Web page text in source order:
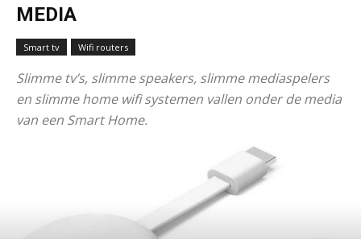
MEDIA
Smart tv Wifi routers
Slimme tv’s, slimme speakers, slimme mediaspelers
en slimme home wifi systemen vallen onder de media
van een Smart Home.